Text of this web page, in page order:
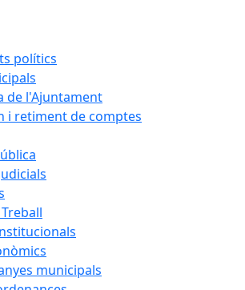
polítics
de l'Ajuntament
i retiment de comptes
municipals